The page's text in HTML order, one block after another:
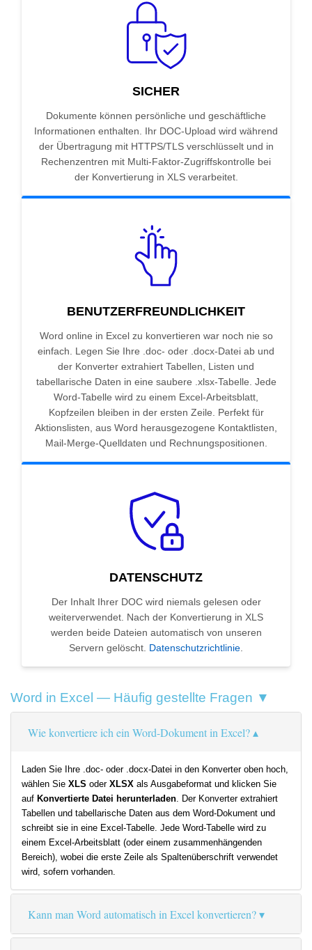
SICHER
Dokumente können persönliche und geschäftliche
Informationen enthalten. Ihr DOC-Upload wird während
der Übertragung mit HTTPS/TLS verschlüsselt und in
Rechenzentren mit Multi-Faktor-Zugriffskontrolle bei
der Konvertierung in XLS verarbeitet.
BENUTZERFREUNDLICHKEIT
Word online in Excel zu konvertieren war noch nie so
einfach. Legen Sie Ihre .doc- oder .docx-Datei ab und
der Konverter extrahiert Tabellen, Listen und
tabellarische Daten in eine saubere .xlsx-Tabelle. Jede
Word-Tabelle wird zu einem Excel-Arbeitsblatt,
Kopfzeilen bleiben in der ersten Zeile. Perfekt für
Aktionslisten, aus Word herausgezogene Kontaktlisten,
Mail-Merge-Quelldaten und Rechnungspositionen.
DATENSCHUTZ
Der Inhalt Ihrer DOC wird niemals gelesen oder
weiterverwendet. Nach der Konvertierung in XLS
werden beide Dateien automatisch von unseren
Servern gelöscht. Datenschutzrichtlinie.
Word in Excel — Häufig gestellte Fragen ▼
Wie konvertiere ich ein Word-Dokument in Excel?
Laden Sie Ihre .doc- oder .docx-Datei in den Konverter oben hoch,
wählen Sie XLS oder XLSX als Ausgabeformat und klicken Sie
auf Konvertierte Datei herunterladen. Der Konverter extrahiert
Tabellen und tabellarische Daten aus dem Word-Dokument und
schreibt sie in eine Excel-Tabelle. Jede Word-Tabelle wird zu
einem Excel-Arbeitsblatt (oder einem zusammenhängenden
Bereich), wobei die erste Zeile als Spaltenüberschrift verwendet
wird, sofern vorhanden.
Kann man Word automatisch in Excel konvertieren?